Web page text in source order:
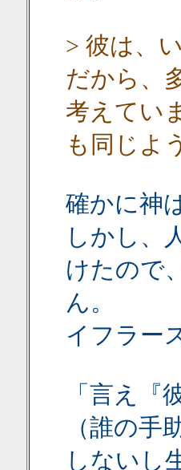
> 彼は、
だから、
考えてい
も同じよ
確かに神
しかし、
けたので
ん。
イフラー
「言え『
（誰の手
しないし